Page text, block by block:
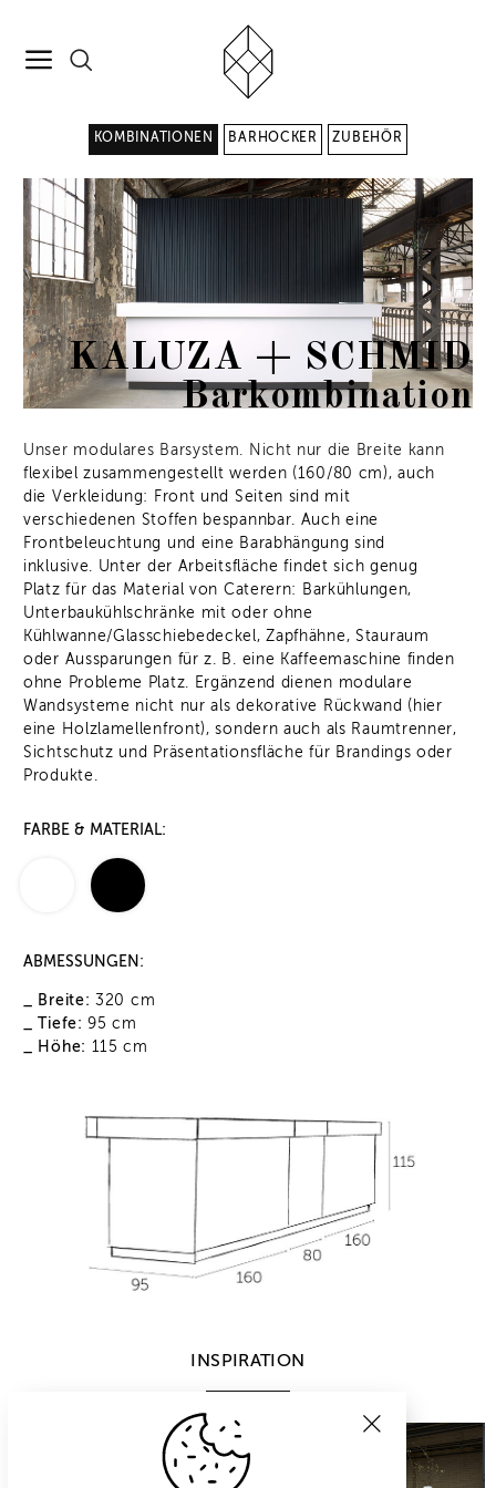
KOMBINATIONEN BARHOCKER ZUBEHÖR
KALUZA + SCHMID
Barkombination
Unser modulares Barsystem. Nicht nur die Breite kann
flexibel zusammengestellt werden (160/80 cm), auch
die Verkleidung: Front und Seiten sind mit
verschiedenen Stoffen bespannbar. Auch eine
Frontbeleuchtung und eine Barabhängung sind
inklusive. Unter der Arbeitsfläche findet sich genug
Platz für das Material von Caterern: Barkühlungen,
Unterbaukühlschränke mit oder ohne
Kühlwanne/Glasschiebedeckel, Zapfhähne, Stauraum
oder Aussparungen für z. B. eine Kaffeemaschine finden
ohne Probleme Platz. Ergänzend dienen modulare
Wandsysteme nicht nur als dekorative Rückwand (hier
eine Holzlamellenfront), sondern auch als Raumtrenner,
Sichtschutz und Präsentationsfläche für Brandings oder
Produkte.
FARBE & MATERIAL:
ABMESSUNGEN:
_ Breite: 320 cm
_ Tiefe: 95 cm
_ Höhe: 115 cm
INSPIRATION